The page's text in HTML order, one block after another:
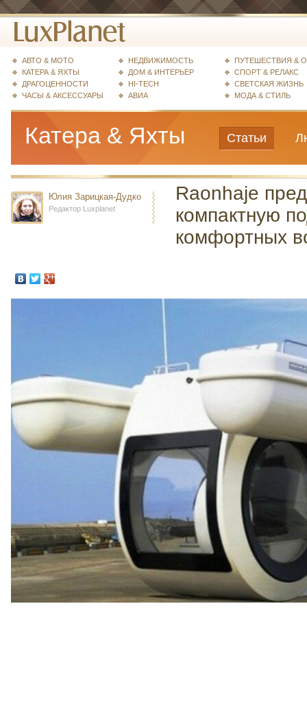
АВТО & МОТО
КАТЕРА & ЯХТЫ
ДРАГОЦЕННОСТИ
ЧАСЫ & АКСЕССУАРЫ
НЕДВИЖИМОСТЬ
ДОМ & ИНТЕРЬЕР
HI-TECH
АВИА
ПУТЕШЕСТВИЯ &
СПОРТ & РЕЛАКС
СВЕТСКАЯ ЖИЗНЬ
МОДА & СТИЛЬ
Катера & Яхты Статьи
Юлия Зарицкая-Дудко
Редактор Luxplanet
Raonhaje
компактную
комфортных